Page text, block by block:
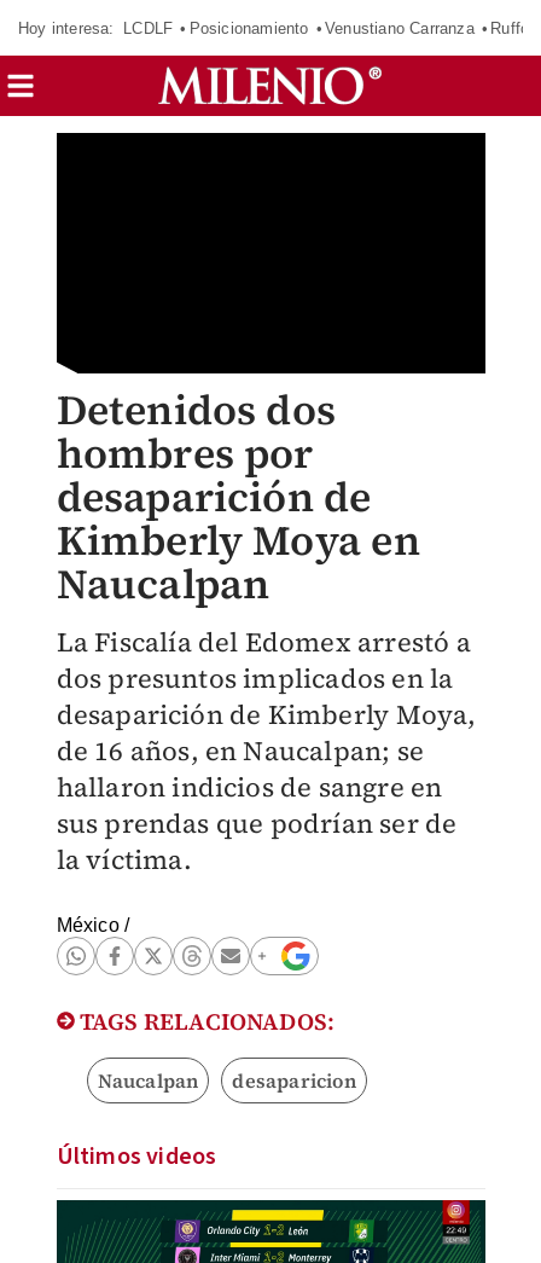
Hoy interesa: LCDLF Posicionamiento Venustiano Carranza Ruffo
Detenidos dos
hombres por
desaparición de
Kimberly Moya en
Naucalpan
La Fiscalía del Edomex arrestó a
dos presuntos implicados en la
desaparición de Kimberly Moya,
de 16 años, en Naucalpan; se
hallaron indicios de sangre en
sus prendas que podrían ser de
la víctima.
México/
TAGS RELACIONADOS:
Naucalpan desaparicion
Últimos videos